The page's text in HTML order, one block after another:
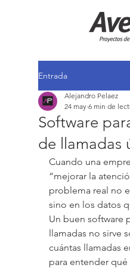
Entrada
Software
de llamadas
Alejandro Pelaez
24 may 6 min de
Cuando una
“mejorar la
problema real no
sino en los datos
Un buen software
llamadas no sirve
cuántas llamadas
para entender